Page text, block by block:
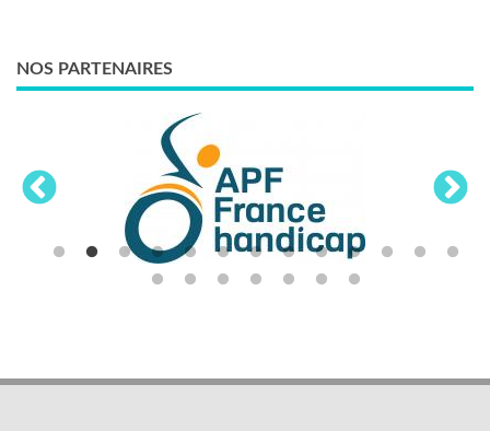
NOS PARTENAIRES